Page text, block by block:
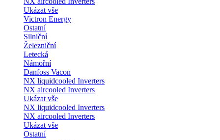
Ukázat vše
Victron Energy
Ostatní
Silniční
Železniční
Letecká
Námořní
Danfoss Vacon
NX liquidcooled Inverters
NX aircooled Inverters
Ukázat vše
NX liquidcooled Inverters
NX aircooled Inverters
Ukázat vše
Ostatní